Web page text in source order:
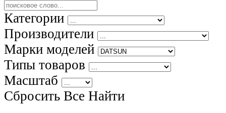
Категории
Производители
Марки моделей
Типы товаров
Масштаб
Сбросить Все Найти